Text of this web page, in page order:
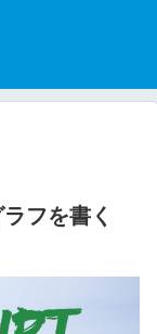
フを書く